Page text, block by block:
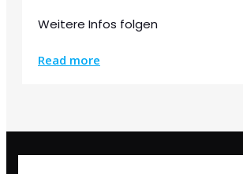
Weitere Infos folgen
Read more